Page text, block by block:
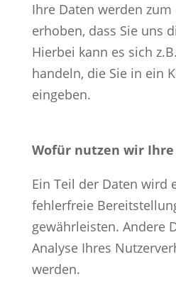
Ihre Daten werden
erhoben, dass Sie uns
Hierbei kann es sich
handeln, die Sie in ein
eingeben.
Wofür nutzen wir Ihre
Ein Teil der Daten wird
fehlerfreie
gewährleisten. Andere
Analyse Ihres
werden.